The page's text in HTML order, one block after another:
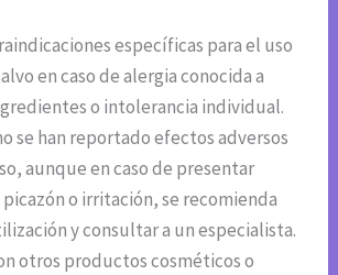
específicas para el uso
en caso de alergia conocida a
o intolerancia individual.
se han reportado efectos adversos
aunque en caso de presentar
o irritación, se recomienda
y consultar a un especialista.
otros productos cosméticos o